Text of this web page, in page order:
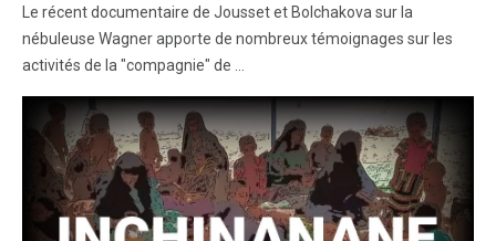
Le récent documentaire de Jousset et Bolchakova sur la
nébuleuse Wagner apporte de nombreux témoignages sur les
activités de la "compagnie" de ...